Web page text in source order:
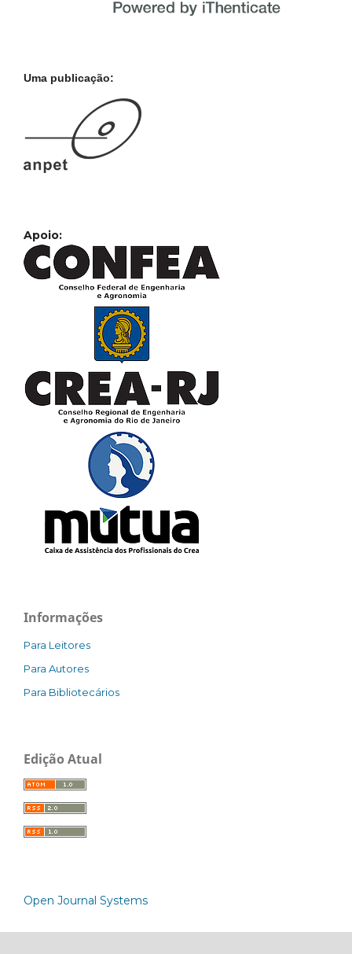
Uma publicação:
Apoio:
Informações
Para Leitores
Para Autores
Para Bibliotecários
Edição Atual
Open Journal Systems